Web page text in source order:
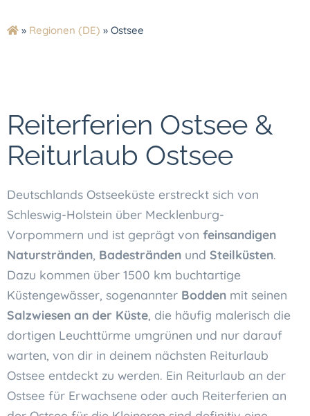
» Regionen (DE) » Ostsee
Reiterferien Ostsee &
Reiturlaub Ostsee
Deutschlands Ostseeküste erstreckt sich von
Schleswig-Holstein über Mecklenburg-
Vorpommern und ist geprägt von feinsandigen
Naturstränden, Badestränden und Steilküsten.
Dazu kommen über 1500 km buchtartige
Küstengewässer, sogenannter Bodden mit seinen
Salzwiesen an der Küste, die häufig malerisch die
dortigen Leuchttürme umgrünen und nur darauf
warten, von dir in deinem nächsten Reiturlaub
Ostsee entdeckt zu werden. Ein Reiturlaub an der
Ostsee für Erwachsene oder auch Reiterferien an